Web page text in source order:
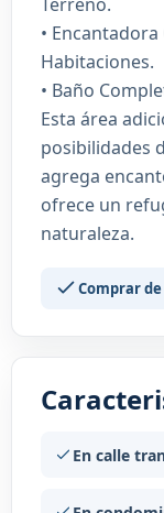
•
Habitaciones.
• Baño
Esta área
posibilidades
agrega
ofrece un
naturaleza.
Comprar de
En calle